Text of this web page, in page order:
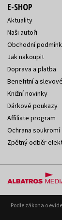
E-SHOP
Aktuality
Naši autoři
Obchodní
Jak nakoupit
Doprava a platba
Benefitní a
Knižní novinky
Dárkové poukazy
Affiliate program
Ochrana soukromí
Zpětný odběr
Podle zákona o